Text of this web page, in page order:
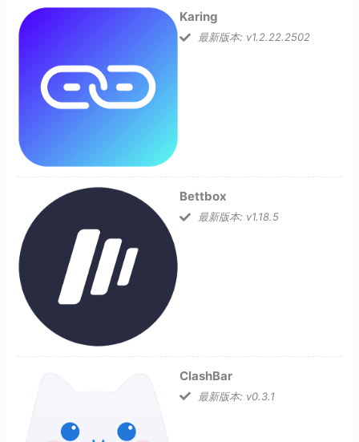
Karing
最新版本: v1.2.22.2502
Bettbox
最新版本: v1.18.5
ClashBar
最新版本: v0.3.1